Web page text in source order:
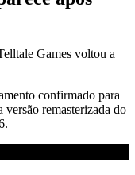
Games voltou a
confirmado para
remasterizada do